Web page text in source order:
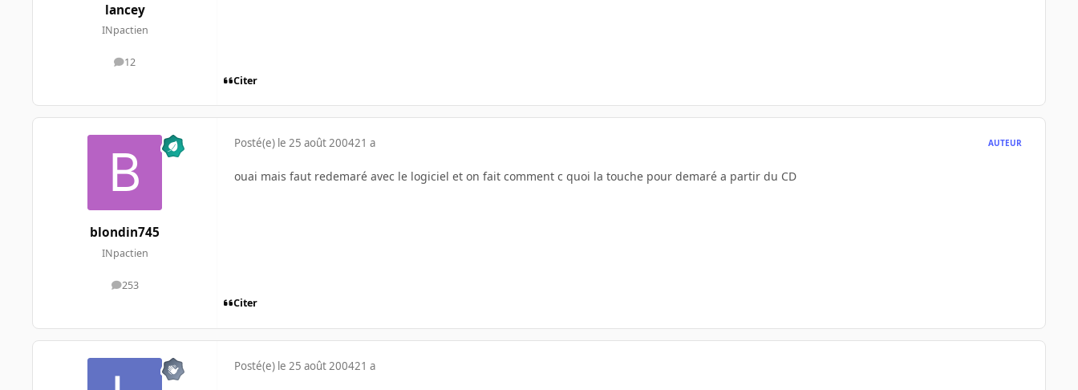
lancey
INpactien
12
messages
Citer
blondin745
INpactien
253
messages
Posté(e) le 25 août 200421 a AUTEUR
ouai mais faut redemaré avec le logiciel et on fait comment c quoi la touche pour demaré a partir du CD
Citer
Posté(e) le 25 août 200421 a